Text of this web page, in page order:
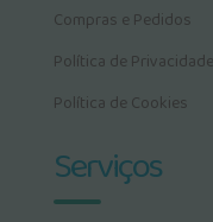
Compras e Pedidos
Política de Privacidade
Política de Cookies
Serviços